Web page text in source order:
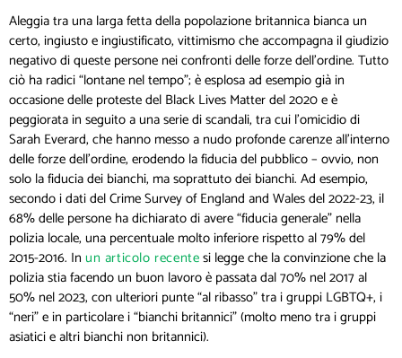
Aleggia tra una larga fetta della popolazione britannica bianca un
certo, ingiusto e ingiustificato, vittimismo che accompagna il giudizio
negativo di queste persone nei confronti delle forze dell’ordine. Tutto
ciò ha radici “lontane nel tempo”; è esplosa ad esempio già in
occasione delle proteste del Black Lives Matter del 2020 e è
peggiorata in seguito a una serie di scandali, tra cui l’omicidio di
Sarah Everard, che hanno messo a nudo profonde carenze all’interno
delle forze dell’ordine, erodendo la fiducia del pubblico – ovvio, non
solo la fiducia dei bianchi, ma soprattuto dei bianchi. Ad esempio,
secondo i dati del Crime Survey of England and Wales del 2022-23, il
68% delle persone ha dichiarato di avere “fiducia generale” nella
polizia locale, una percentuale molto inferiore rispetto al 79% del
2015-2016. In un articolo recentesi legge che la convinzione che la
polizia stia facendo un buon lavoro è passata dal 70% nel 2017 al
50% nel 2023, con ulteriori punte “al ribasso” tra i gruppi LGBTQ+, i
“neri” e in particolare i “bianchi britannici” (molto meno tra i gruppi
asiatici e altri bianchi non britannici).